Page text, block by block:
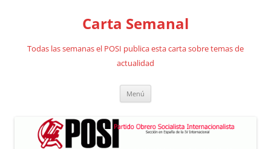
Carta Semanal
Todas las semanas el POSI publica esta carta sobre temas de
actualidad
Menú